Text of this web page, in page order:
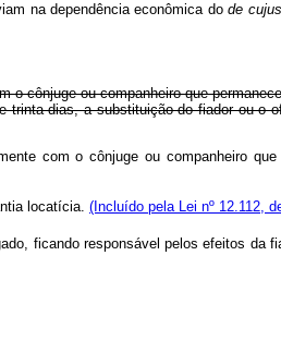
na dependência econômica dode cujus
o cônjuge ou companheiro que
dias, a substituição do fiador ou o
com o cônjuge ou companheiro que
locatícia. (Incluído pela Lei nº 12.112,
ficando responsável pelos efeitos da